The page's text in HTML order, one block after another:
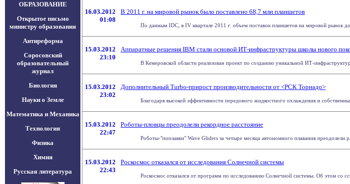
ОБРАЗОВАНИЕ
Открытое письмо
министру образования
Антиреформа
Соросовский
образовательный
журнал
Биология
Науки о Земле
Математика и Механика
Технология
Физика
Химия
Русская литература
16.03.2012
01:08
В 2011 г. на мировой рынок было поставлено 68,7 млн планшетов
По данным IDC, в IV квартале 2011 г. объем поставок планшетов на мировой рынок
15.03.2012
23:10
Аппаратные решения IBM стали основой ИТ-инфраструктуры школы нового
В Кемеровской области реализован проект по созданию уникальной ИТ-
15.03.2012
23:02
Дополнительный Turbo-прирост производительности от <РСК Торнадо>
Благодаря высокой эффективности передового жидкостного охлаждения и
15.03.2012
22:47
Роботы-пловцы преодолели рекордное расстояние
Роботы-"поплавки" Wave Gliders за четыре месяца автономного плавания
15.03.2012
22:43
Роскосмос отказался от исследования Солнечной системы
Роскосмос отказался от программ по исследованию Солнечной системы. Об этом со